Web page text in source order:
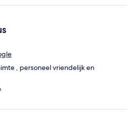
, personeel vriendelijk en